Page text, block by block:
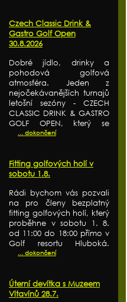
Czech Classic Drink &
Gastro Golf Open
30.8.2026
Dobré jídlo, drinky a
pohodová golfová
atmosféra. Jeden z
nejočekávanějších turnajů
letošní sezóny - CZECH
CLASSIC DRINK & GASTRO
GOLF OPEN, který se
... dokončení
Fitting golfových holí v
sobotu 1.8.
Rádi bychom vás pozvali
na pro členy bezplatný
fitting golfových holí, který
proběhne v sobotu 1. 8.
od 11:00 do 18:00 přímo v
Golf resortu Hluboká.
... dokončení
Úterní devítka s Muzeem
Vltavínů 28.7.